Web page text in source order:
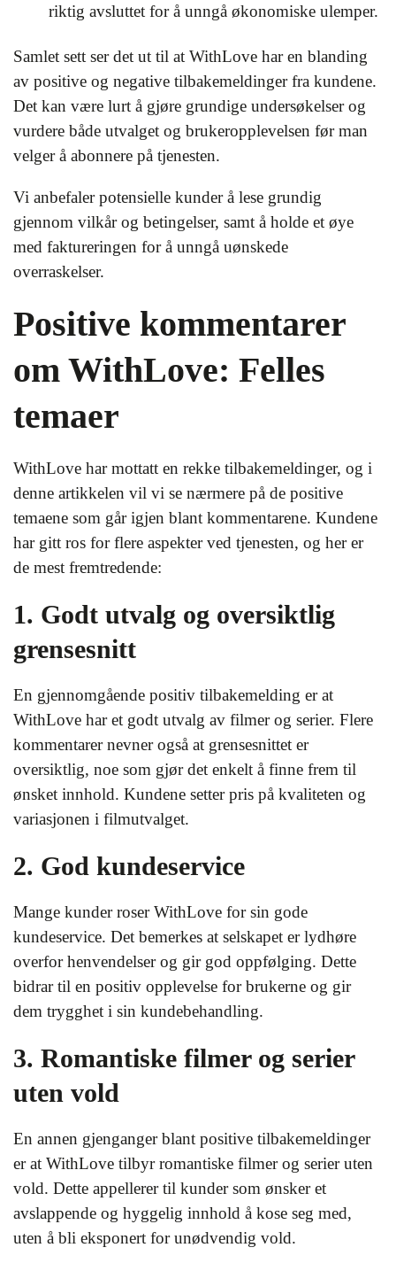
riktig avsluttet for å unngå økonomiske ulemper.
Samlet sett ser det ut til at WithLove har en blanding
av positive og negative tilbakemeldinger fra kundene.
Det kan være lurt å gjøre grundige undersøkelser og
vurdere både utvalget og brukeropplevelsen før man
velger å abonnere på tjenesten.
Vi anbefaler potensielle kunder å lese grundig
gjennom vilkår og betingelser, samt å holde et øye
med faktureringen for å unngå uønskede
overraskelser.
Positive kommentarer
om WithLove: Felles
temaer
WithLove har mottatt en rekke tilbakemeldinger, og i
denne artikkelen vil vi se nærmere på de positive
temaene som går igjen blant kommentarene. Kundene
har gitt ros for flere aspekter ved tjenesten, og her er
de mest fremtredende:
1. Godt utvalg og oversiktlig
grensesnitt
En gjennomgående positiv tilbakemelding er at
WithLove har et godt utvalg av filmer og serier. Flere
kommentarer nevner også at grensesnittet er
oversiktlig, noe som gjør det enkelt å finne frem til
ønsket innhold. Kundene setter pris på kvaliteten og
variasjonen i filmutvalget.
2. God kundeservice
Mange kunder roser WithLove for sin gode
kundeservice. Det bemerkes at selskapet er lydhøre
overfor henvendelser og gir god oppfølging. Dette
bidrar til en positiv opplevelse for brukerne og gir
dem trygghet i sin kundebehandling.
3. Romantiske filmer og serier
uten vold
En annen gjenganger blant positive tilbakemeldinger
er at WithLove tilbyr romantiske filmer og serier uten
vold. Dette appellerer til kunder som ønsker et
avslappende og hyggelig innhold å kose seg med,
uten å bli eksponert for unødvendig vold.